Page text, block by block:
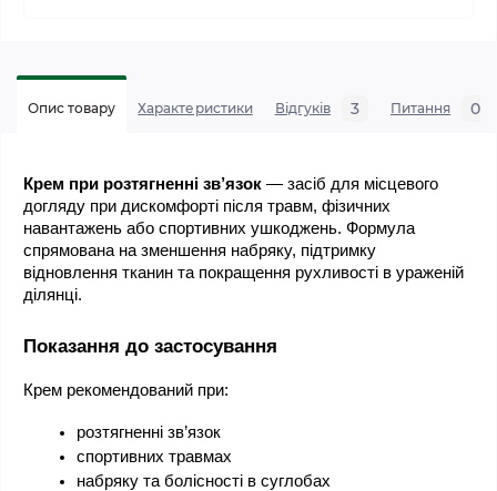
Опис товару Характеристики Відгуків 3 Питання 0
Крем при розтягненні зв’язок — засіб для місцевого
догляду при дискомфорті після травм, фізичних
навантажень або спортивних ушкоджень. Формула
спрямована на зменшення набряку, підтримку
відновлення тканин та покращення рухливості в ураженій
ділянці.
Показання до застосування
Крем рекомендований при:
розтягненні зв’язок
спортивних травмах
набряку та болісності в суглобах